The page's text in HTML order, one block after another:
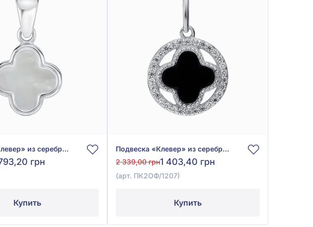
Подвеска «Клевер» из серебра 925° с перламутром, арт. 7371.2
грн
Купить
Подвеска «Клевер» из серебра 925° с фианитом/куб. цирконием и чёрным ониксом, арт. ПК2ОФ/1207
2 339,00 грн1 403,40 грн
(арт. ПК2ОФ/1207)
Купить